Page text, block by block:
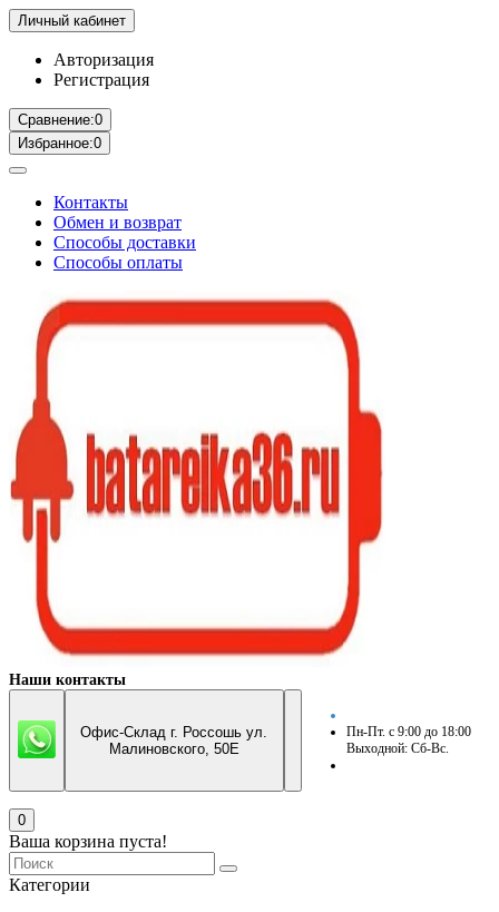
Личный кабинет
Авторизация
Регистрация
Сравнение:0
Избранное:0
Контакты
Обмен и возврат
Способы доставки
Способы оплаты
Наши контакты
Офис-Склад г. Россошь ул.
Малиновского, 50Е
Пн-Пт. с 9:00 до 18:00
Выходной: Сб-Вс.
0
Ваша корзина пуста!
Категории